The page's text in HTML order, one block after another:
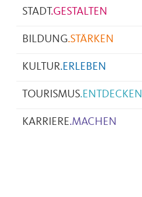
STADT.GESTALTEN
BILDUNG.STÄRKEN
KULTUR.ERLEBEN
TOURISMUS.ENTDECKEN
KARRIERE.MACHEN